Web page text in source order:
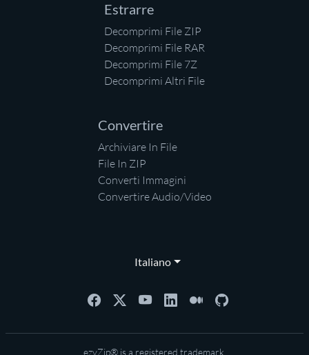
Estrarre
Decomprimi File ZIP
Decomprimi File RAR
Decomprimi File 7Z
Decomprimi Altri File
Convertire
Archiviare In File
File In ZIP
Converti Immagini
Convertire Audio/Video
Italiano
ezyZip® is a registered trademark.